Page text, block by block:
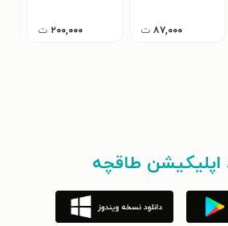
۸۷,۰۰۰ ت ۲۰۰,۰۰۰ ت
اپلیکیشن طاقچه